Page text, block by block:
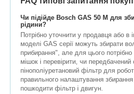
Чи підійде Bosch GAS 50 M для
рідини?
Потрібно уточнити у продавця або в
моделі GAS серії можуть збирати
прибирання", але для цього
мішок і перевірити, чи передбачений
пінополіуретановий фільтр для
правильного налаштування
пошкодити фільтр і двигун.